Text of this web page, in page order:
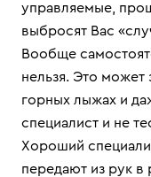
управляемые,
выбросят Вас
Вообще
нельзя. Это может
горных лыжах и
специалист и не
Хороший
передают из рук в